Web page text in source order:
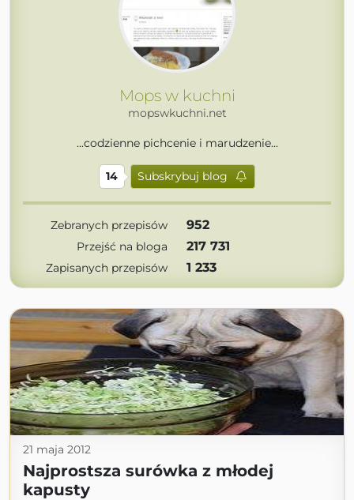
Mops w kuchni
mopswkuchni.net
...codzienne pichcenie i marudzenie...
14 Subskrybuj blog
Zebranych przepisów 952
Przejść na bloga 217 731
Zapisanych przepisów 1 233
21 maja 2012
Najprostsza surówka z młodej
kapusty